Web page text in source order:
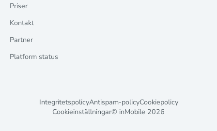
Priser
Kontakt
Partner
Platform status
IntegritetspolicyAntispam-policyCookiepolicy
Cookieinställningar© inMobile 2026